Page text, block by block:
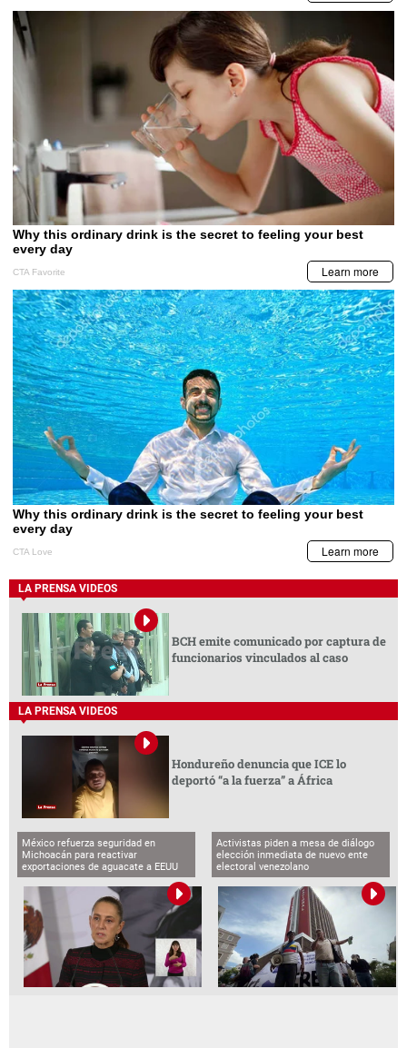
LA PRENSA VIDEOS
BCH emite comunicado por captura de
funcionarios vinculados al caso
LA PRENSA VIDEOS
Hondureño denuncia que ICE lo
deportó “a la fuerza” a África
México refuerza seguridad en
Michoacán para reactivar
exportaciones de aguacate a EEUU
Activistas piden a mesa de diálogo
elección inmediata de nuevo ente
electoral venezolano